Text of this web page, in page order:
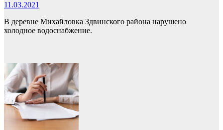
11.03.2021
В деревне Михайловка Здвинского района нарушено
холодное водоснабжение.